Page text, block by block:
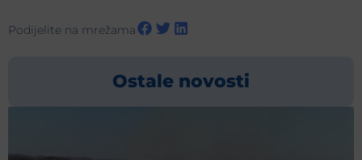
Podijelite na mrežama
Ostale novosti